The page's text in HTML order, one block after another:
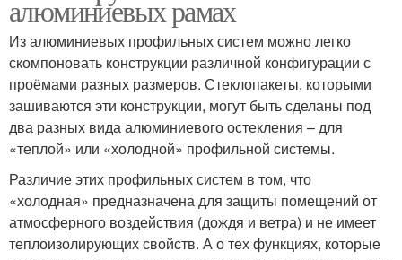
алюминиевых рамах
Из алюминиевых профильных систем можно легко
скомпоновать конструкции различной конфигурации с
проёмами разных размеров. Стеклопакеты, которыми
зашиваются эти конструкции, могут быть сделаны под
два разных вида алюминиевого остекления – для
«теплой» или «холодной» профильной системы.
Различие этих профильных систем в том, что
«холодная» предназначена для защиты помещений от
атмосферного воздействия (дождя и ветра) и не имеет
теплоизолирующих свойств. А о тех функциях, которые